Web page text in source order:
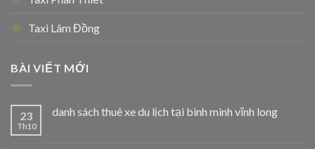
Taxi Lâm Đồng
BÀI VIẾT MỚI
23
Th10
danh sách thuê xe du lịch tại bình minh vĩnh long